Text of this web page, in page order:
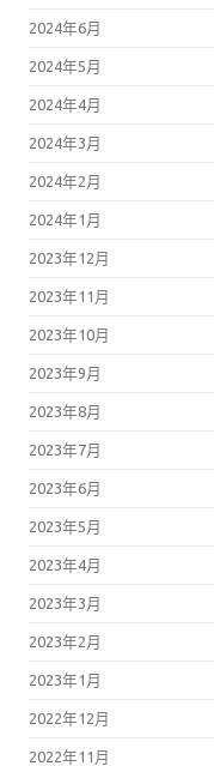
2024年6月
2024年5月
2024年4月
2024年3月
2024年2月
2024年1月
2023年12月
2023年11月
2023年10月
2023年9月
2023年8月
2023年7月
2023年6月
2023年5月
2023年4月
2023年3月
2023年2月
2023年1月
2022年12月
2022年11月